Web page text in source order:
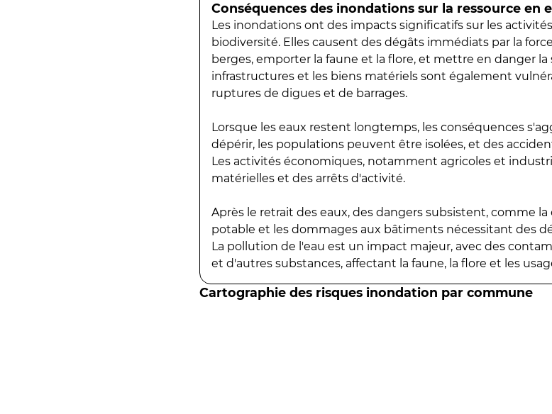
Conséquences des inondations sur la ressource en
Les inondations ont des impacts significatifs sur les
biodiversité. Elles causent des dégâts immédiats par la
berges, emporter la faune et la flore, et mettre en danger la
infrastructures et les biens matériels sont également
ruptures de digues et de barrages.
Lorsque les eaux restent longtemps, les conséquences
dépérir, les populations peuvent être isolées, et des
Les activités économiques, notamment agricoles et
matérielles et des arrêts d'activité.
Après le retrait des eaux, des dangers subsistent, comme
potable et les dommages aux bâtiments nécessitant des
La pollution de l'eau est un impact majeur, avec des
et d'autres substances, affectant la faune, la flore et les
Cartographie des risques inondation par commune